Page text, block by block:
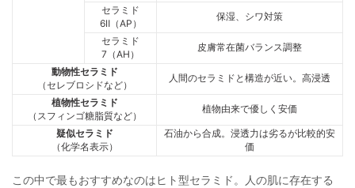
セラミド
6Ⅱ（AP）
保湿、シワ対策
セラミド
7（AH）
皮膚常在菌バランス調整
動物性セラミド
（セレブロシドなど）
人間のセラミドと構造が近い。高浸透
植物性セラミド
（スフィンゴ糖脂質など）
植物由来で優しく安価
疑似セラミド
（化学名表示）
石油から合成。浸透力は劣るが比較的安
価
この中で最もおすすめなのはヒト型セラミド。人の肌に存在する